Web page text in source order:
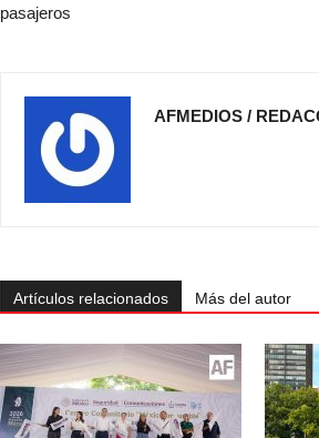
pasajeros
AFMEDIOS /
Artículos relacionados Más del autor